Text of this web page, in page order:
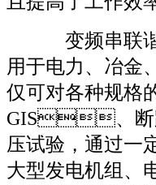
变频串联
用于电力、冶金
仅可对各种规格
GIS、断路
压试验，通过一
大型发电机组、